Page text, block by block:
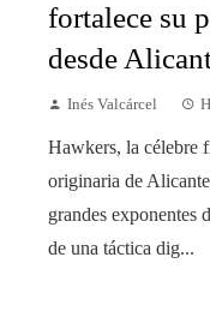
fortalece su
desde
Inés Valcárcel
Hawkers, la célebre
originaria de
grandes exponentes
de una táctica dig...